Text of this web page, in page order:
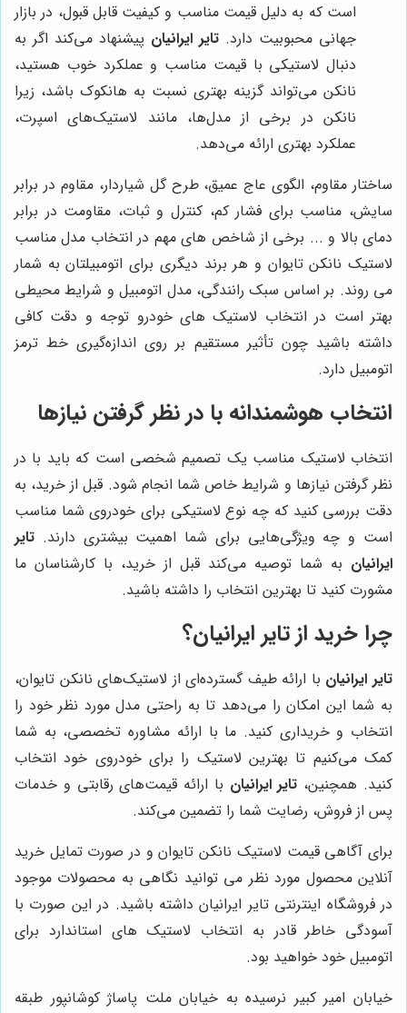
است که به دلیل قیمت مناسب و کیفیت قابل قبول، در بازار
جهانی محبوبیت دارد. تایر ایرانیان پیشنهاد می‌کند اگر به
دنبال لاستیکی با قیمت مناسب و عملکرد خوب هستید،
نانکن می‌تواند گزینه بهتری نسبت به هانکوک باشد، زیرا
نانکن در برخی از مدل‌ها، مانند لاستیک‌های اسپرت،
عملکرد بهتری ارائه می‌دهد.
ساختار مقاوم، الگوی عاج عمیق، طرح گل شیاردار، مقاوم در برابر
سایش، مناسب برای فشار کم، کنترل و ثبات، مقاومت در برابر
دمای بالا و ... برخی از شاخص های مهم در انتخاب مدل مناسب
لاستیک نانکن تایوان و هر برند دیگری برای اتومبیلتان به شمار
می روند. بر اساس سبک رانندگی، مدل اتومبیل و شرایط محیطی
بهتر است در انتخاب لاستیک های خودرو توجه و دقت کافی
داشته باشید چون تأثیر مستقیم بر روی اندازه‌گیری خط ترمز
اتومبیل دارد.
انتخاب هوشمندانه با در نظر گرفتن نیازها
انتخاب لاستیک مناسب یک تصمیم شخصی است که باید با در
نظر گرفتن نیازها و شرایط خاص شما انجام شود. قبل از خرید، به
دقت بررسی کنید که چه نوع لاستیکی برای خودروی شما مناسب
است و چه ویژگی‌هایی برای شما اهمیت بیشتری دارند. تایر
ایرانیان به شما توصیه می‌کند قبل از خرید، با کارشناسان ما
مشورت کنید تا بهترین انتخاب را داشته باشید.
چرا خرید از تایر ایرانیان؟
تایر ایرانیان با ارائه طیف گسترده‌ای از لاستیک‌های نانکن تایوان،
به شما این امکان را می‌دهد تا به راحتی مدل مورد نظر خود را
انتخاب و خریداری کنید. ما با ارائه مشاوره تخصصی، به شما
کمک می‌کنیم تا بهترین لاستیک را برای خودروی خود انتخاب
کنید. همچنین، تایر ایرانیان با ارائه قیمت‌های رقابتی و خدمات
پس از فروش، رضایت شما را تضمین می‌کند.
برای آگاهی قیمت لاستیک نانکن تایوان و در صورت تمایل خرید
آنلاین محصول مورد نظر می توانید نگاهی به محصولات موجود
در فروشگاه اینترنتی تایر ایرانیان داشته باشید. در این صورت با
آسودگی خاطر قادر به انتخاب لاستیک های استاندارد برای
اتومبیل خود خواهید بود.
خیابان امیر کبیر نرسیده به خیابان ملت پاساژ کوشانپور طبقه